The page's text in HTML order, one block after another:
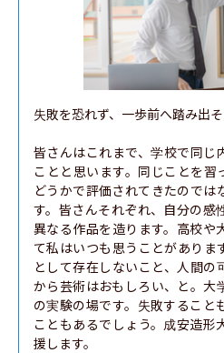
失敗を恐れず、一歩前へ踏み出そ
皆さんはこれまで、学校で同じ
ことと思います。同じことを習
どうかで評価されてきたのでは
す。皆さんそれぞれ、自分の感
異なる作品を造ります。高校や
て私はいつも思うことがありま
として存在しないこと、人間の
から芸術はおもしろい、と。大
の実験の場です。失敗すること
こともあるでしょう。成安造形
援します。